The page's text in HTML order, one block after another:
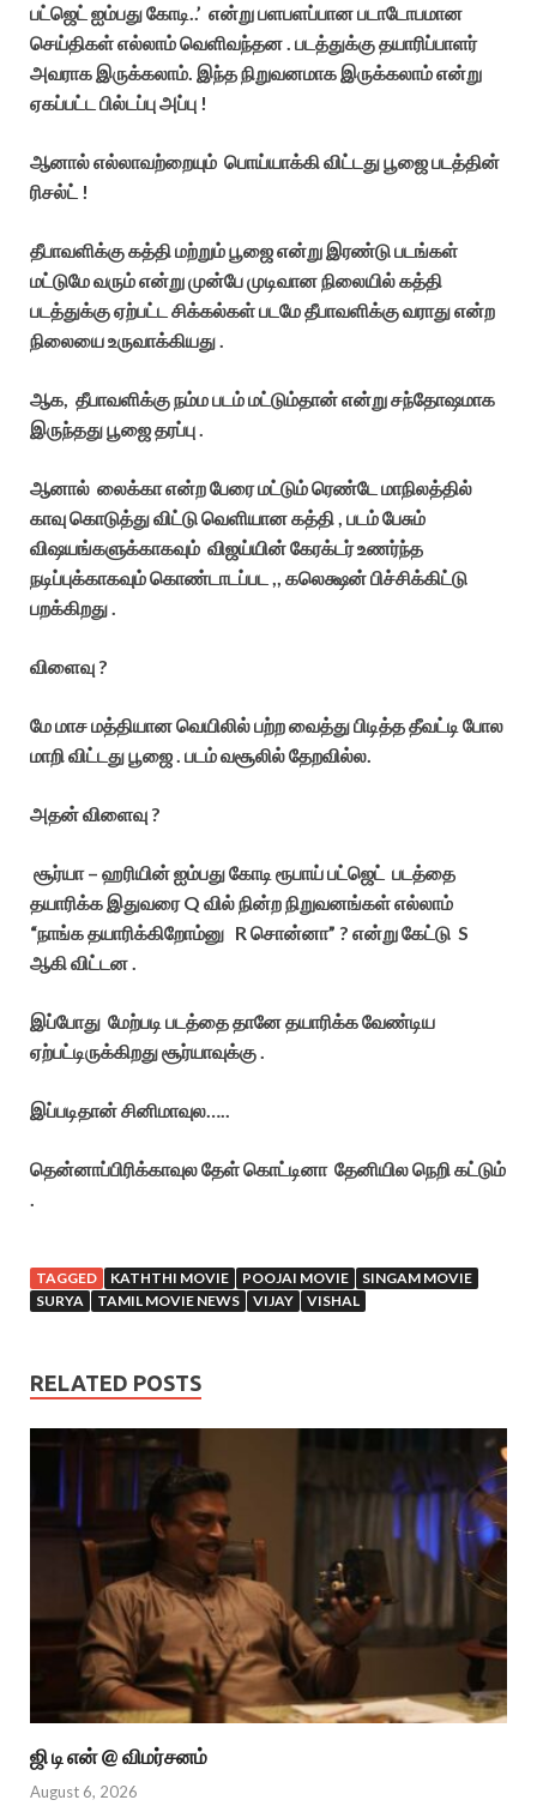
பட்ஜெட் ஐம்பது கோடி..’ என்று பளபளப்பான படாடோபமான
செய்திகள் எல்லாம் வெளிவந்தன . படத்துக்கு தயாரிப்பாளர்
அவராக இருக்கலாம். இந்த நிறுவனமாக இருக்கலாம் என்று
ஏகப்பட்ட பில்டப்பு அப்பு !
ஆனால் எல்லாவற்றையும் பொய்யாக்கி விட்டது பூஜை படத்தின்
ரிசல்ட் !
தீபாவளிக்கு கத்தி மற்றும் பூஜை என்று இரண்டு படங்கள்
மட்டுமே வரும் என்று முன்பே முடிவான நிலையில் கத்தி
படத்துக்கு ஏற்பட்ட சிக்கல்கள் படமே தீபாவளிக்கு வராது என்ற
நிலையை உருவாக்கியது .
ஆக, தீபாவளிக்கு நம்ம படம் மட்டும்தான் என்று சந்தோஷமாக
இருந்தது பூஜை தரப்பு .
ஆனால் லைக்கா என்ற பேரை மட்டும் ரெண்டே மாநிலத்தில்
காவு கொடுத்து விட்டு வெளியான கத்தி , படம் பேசும்
விஷயங்களுக்காகவும் விஜய்யின் கேரக்டர் உணர்ந்த
நடிப்புக்காகவும் கொண்டாடப்பட ,, கலெக்ஷன் பிச்சிக்கிட்டு
பறக்கிறது .
விளைவு ?
மே மாச மத்தியான வெயிலில் பற்ற வைத்து பிடித்த தீவட்டி போல
மாறி விட்டது பூஜை . படம் வசூலில் தேறவில்ல.
அதன் விளைவு ?
சூர்யா – ஹரியின் ஐம்பது கோடி ரூபாய் பட்ஜெட் படத்தை
தயாரிக்க இதுவரை Q வில் நின்ற நிறுவனங்கள் எல்லாம்
“நாங்க தயாரிக்கிறோம்னு R சொன்னா” ? என்று கேட்டு S
ஆகி விட்டன .
இப்போது மேற்படி படத்தை தானே தயாரிக்க வேண்டிய
ஏற்பட்டிருக்கிறது சூர்யாவுக்கு .
இப்படிதான் சினிமாவுல…..
தென்னாப்பிரிக்காவுல தேள் கொட்டினா தேனியில நெறி கட்டும்
.
TAGGED KATHTHI MOVIE POOJAI MOVIE
SINGAM MOVIE
SURYA
TAMIL MOVIE NEWS VIJAY VISHAL
RELATED POSTS
ஜி டி என் @ விமர்சனம்
August 6, 2026